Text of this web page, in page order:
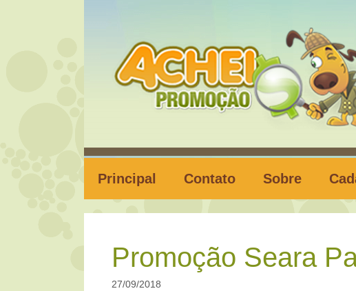
Principal Contato Sobre
Promoção Seara
27/09/2018